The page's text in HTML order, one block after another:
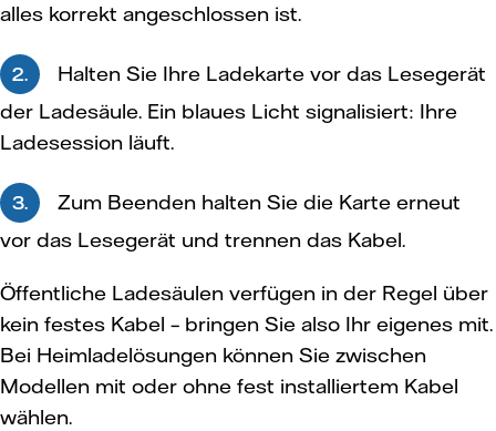
alles korrekt angeschlossen ist.
2.
Halten Sie Ihre Ladekarte vor das Lesegerät
der Ladesäule. Ein blaues Licht signalisiert: Ihre
Ladesession läuft.
3.
Zum Beenden halten Sie die Karte erneut
vor das Lesegerät und trennen das Kabel.
Öffentliche Ladesäulen verfügen in der Regel über
kein festes Kabel – bringen Sie also Ihr eigenes mit.
Bei Heimladelösungen können Sie zwischen
Modellen mit oder ohne fest installiertem Kabel
wählen.